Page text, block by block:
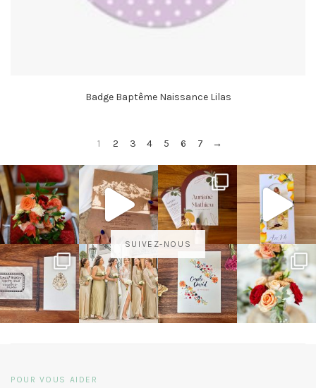
Badge Baptême Naissance Lilas
1 2 3 4 5 6 7 →
SUIVEZ-NOUS
POUR VOUS AIDER